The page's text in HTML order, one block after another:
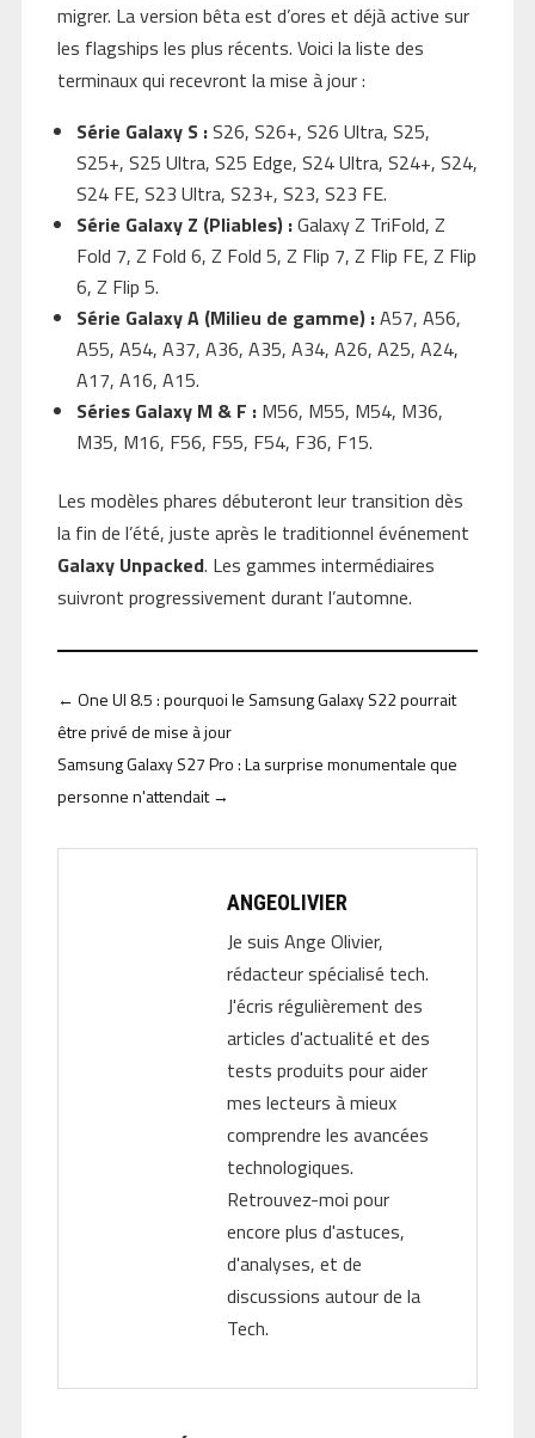
migrer. La version bêta est d’ores et déjà active sur
les flagships les plus récents. Voici la liste des
terminaux qui recevront la mise à jour :
Série Galaxy S :S26, S26+, S26 Ultra, S25,
S25+, S25 Ultra, S25 Edge, S24 Ultra, S24+, S24,
S24 FE, S23 Ultra, S23+, S23, S23 FE.
Série Galaxy Z (Pliables) :Galaxy Z TriFold, Z
Fold 7, Z Fold 6, Z Fold 5, Z Flip 7, Z Flip FE, Z Flip
6, Z Flip 5.
Série Galaxy A (Milieu de gamme) :A57, A56,
A55, A54, A37, A36, A35, A34, A26, A25, A24,
A17, A16, A15.
Séries Galaxy M & F :M56, M55, M54, M36,
M35, M16, F56, F55, F54, F36, F15.
Les modèles phares débuteront leur transition dès
la fin de l’été, juste après le traditionnel événement
Galaxy Unpacked. Les gammes intermédiaires
suivront progressivement durant l’automne.
← One UI 8.5 : pourquoi le Samsung Galaxy S22 pourrait
être privé de mise à jour
Samsung Galaxy S27 Pro : La surprise monumentale que
personne n'attendait→
ANGEOLIVIER
Je suis Ange Olivier,
rédacteur spécialisé tech.
J'écris régulièrement des
articles d'actualité et des
tests produits pour aider
mes lecteurs à mieux
comprendre les avancées
technologiques.
Retrouvez-moi pour
encore plus d'astuces,
d'analyses, et de
discussions autour de la
Tech.